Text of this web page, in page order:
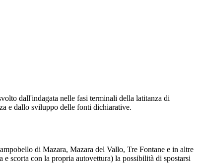
dall'indagata nelle fasi terminali della latitanza di
e dallo sviluppo delle fonti dichiarative.
di Mazara, Mazara del Vallo, Tre Fontane e in altre
scorta con la propria autovettura) la possibilità di spostarsi